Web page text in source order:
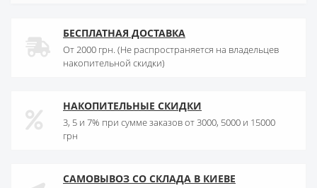
БЕСПЛАТНАЯ ДОСТАВКА
От 2000 грн. (Не распространяется на владельцев
накопительной скидки)
НАКОПИТЕЛЬНЫЕ СКИДКИ
3, 5 и 7% при сумме заказов от 3000, 5000 и 15000
грн
САМОВЫВОЗ СО СКЛАДА В КИЕВЕ